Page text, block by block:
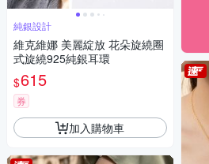
純銀設計
維克維娜 美麗綻放 花朵旋繞圈
式旋繞925純銀耳環
$615
券
加入購物車